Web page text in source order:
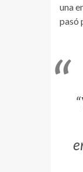
una
pasó